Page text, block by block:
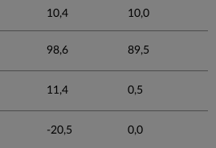
10,4 10,0
98,6 89,5
11,4 0,5
-20,5 0,0